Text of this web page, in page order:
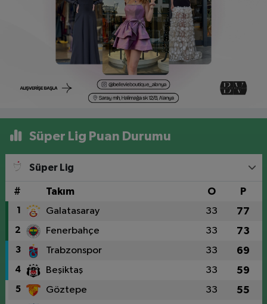
Süper Lig Puan Durumu
Süper Lig
# Takım O P
1 Galatasaray 33 77
2 Fenerbahçe 33 73
3 Trabzonspor 33 69
4 Beşiktaş 33 59
5 Göztepe 33 55